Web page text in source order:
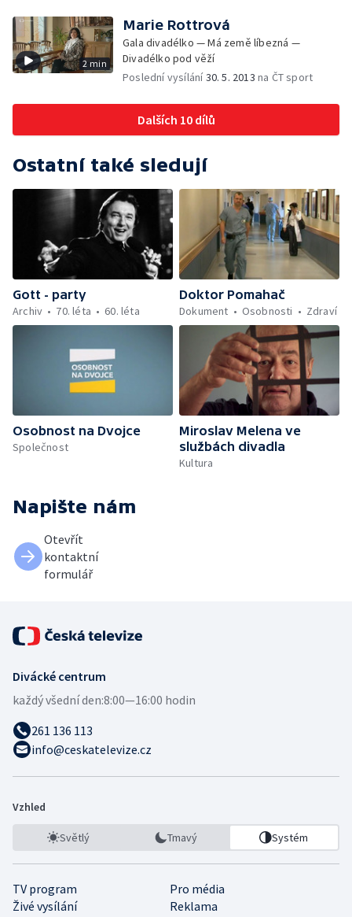
2 min
Marie Rottrová
Gala divadélko — Má země líbezná —
Divadélko pod věží
Poslední vysílání30. 5. 2013 na ČT sport
Dalších 10 dílů
Ostatní také sledují
Gott - party
Archiv
70. léta 60. léta
Doktor Pomahač
Dokument
Osobnosti Zdraví
Osobnost na Dvojce
Společnost
Miroslav Melena ve
službách divadla
Kultura
Napište nám
Otevřít
kontaktní
formulář
Divácké centrum
každý všední den:8:00—16:00 hodin
261 136 113
info@ceskatelevize.cz
Vzhled
Světlý Tmavý Systém
TV program
Pro média
Živé vysílání
Reklama